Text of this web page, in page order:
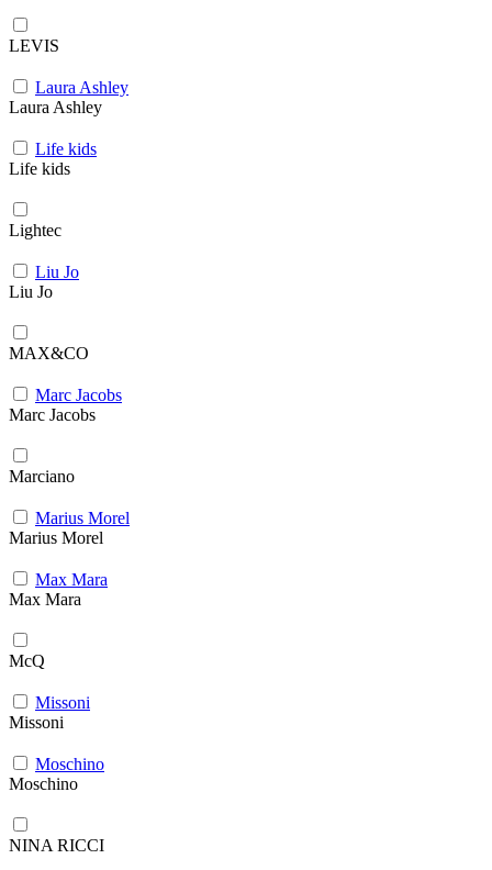
LEVIS
Laura Ashley
Laura Ashley
Life kids
Life kids
Lightec
Liu Jo
Liu Jo
MAX&CO
Marc Jacobs
Marc Jacobs
Marciano
Marius Morel
Marius Morel
Max Mara
Max Mara
McQ
Missoni
Missoni
Moschino
Moschino
NINA RICCI